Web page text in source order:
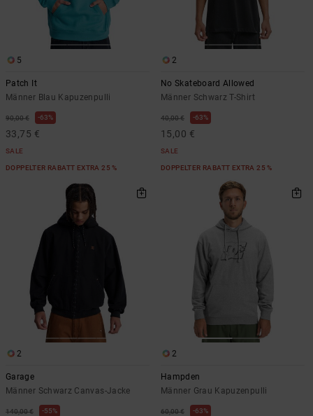
5
Patch It
Männer Blau Kapuzenpulli
90,00 € 63%
33,75 €
SALE
DOPPELTER RABATT EXTRA 25 %
2
No Skateboard Allowed
Männer Schwarz T-Shirt
40,00 € 63%
15,00 €
SALE
DOPPELTER RABATT EXTRA 25 %
2
Garage
Männer Schwarz Canvas-Jacke
140,00 € 55%
2
Hampden
Männer Grau Kapuzenpulli
60,00 € 63%